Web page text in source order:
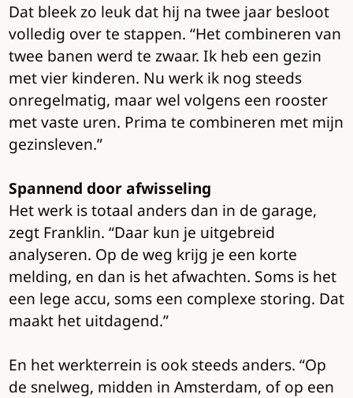
Dat bleek zo leuk dat hij na twee jaar besloot
volledig over te stappen. “Het combineren van
twee banen werd te zwaar. Ik heb een gezin
met vier kinderen. Nu werk ik nog steeds
onregelmatig, maar wel volgens een rooster
met vaste uren. Prima te combineren met mijn
gezinsleven.”
Spannend door afwisseling
Het werk is totaal anders dan in de garage,
zegt Franklin. “Daar kun je uitgebreid
analyseren. Op de weg krijg je een korte
melding, en dan is het afwachten. Soms is het
een lege accu, soms een complexe storing. Dat
maakt het uitdagend.”
En het werkterrein is ook steeds anders. “Op
de snelweg, midden in Amsterdam, of op een